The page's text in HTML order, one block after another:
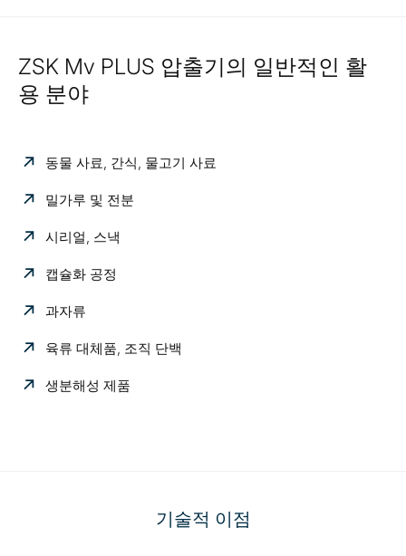
ZSK Mv PLUS 압출기의 일반적인 활
용 분야
동물 사료, 간식, 물고기 사료
밀가루 및 전분
시리얼, 스낵
캡슐화 공정
과자류
육류 대체품, 조직 단백
생분해성 제품
기술적 이점